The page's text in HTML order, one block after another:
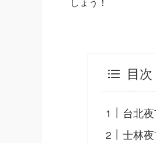
目次
台北
士林